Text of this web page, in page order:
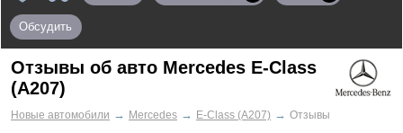
Обсудить
Отзывы об авто Mercedes E-Class
(A207)
Новые автомобили → Mercedes → E-Class (A207) → Отзывы